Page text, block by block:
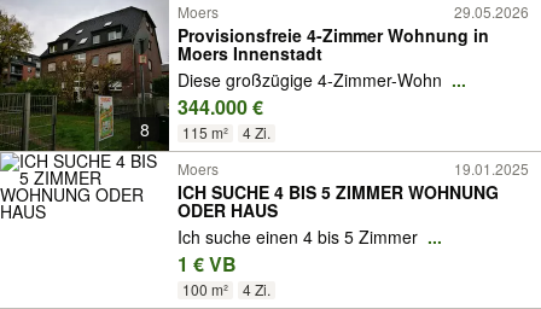
8
Moers 29.05.2026
Provisionsfreie 4-Zimmer Wohnung in
Moers Innenstadt
Diese großzügige 4-Zimmer-Wohn ...
344.000 €
115 m²
4 Zi.
Moers
19.01.2025
ICH SUCHE 4 BIS 5 ZIMMER WOHNUNG
ODER HAUS
Ich suche einen 4 bis 5 Zimmer ...
1 € VB
100 m² 4 Zi.